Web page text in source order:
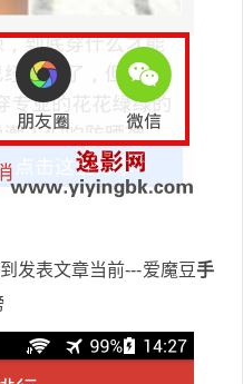
发表文章当前---爱魔豆手